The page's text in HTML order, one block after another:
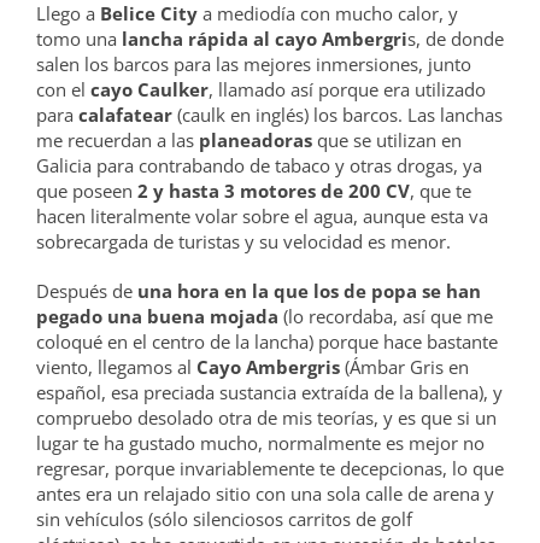
Llego a Belice City a mediodía con mucho calor, y
tomo una lancha rápida al cayo Ambergris, de donde
salen los barcos para las mejores inmersiones, junto
con el cayo Caulker, llamado así porque era utilizado
para calafatear (caulk en inglés) los barcos. Las lanchas
me recuerdan a las planeadoras que se utilizan en
Galicia para contrabando de tabaco y otras drogas, ya
que poseen 2 y hasta 3 motores de 200 CV, que te
hacen literalmente volar sobre el agua, aunque esta va
sobrecargada de turistas y su velocidad es menor.
Después de una hora en la que los de popa se han
pegado una buena mojada (lo recordaba, así que me
coloqué en el centro de la lancha) porque hace bastante
viento, llegamos al Cayo Ambergris (Ámbar Gris en
español, esa preciada sustancia extraída de la ballena), y
compruebo desolado otra de mis teorías, y es que si un
lugar te ha gustado mucho, normalmente es mejor no
regresar, porque invariablemente te decepcionas, lo que
antes era un relajado sitio con una sola calle de arena y
sin vehículos (sólo silenciosos carritos de golf